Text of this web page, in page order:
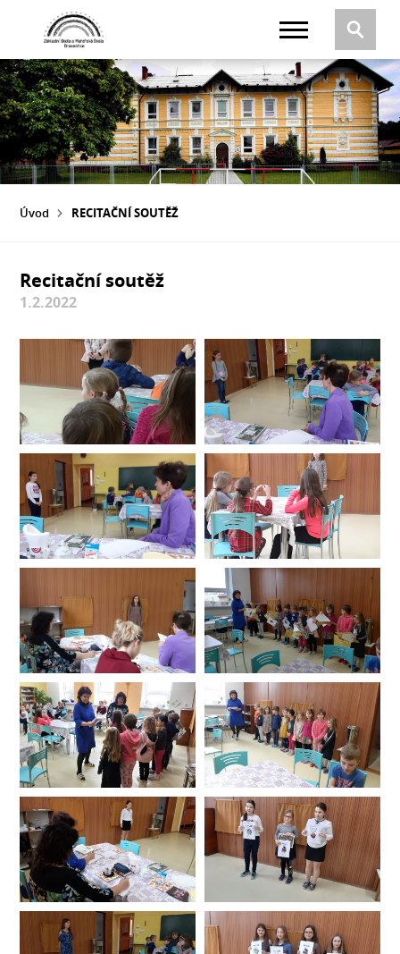
Úvod RECITAČNÍ SOUTĚŽ
Recitační soutěž
1.2.2022